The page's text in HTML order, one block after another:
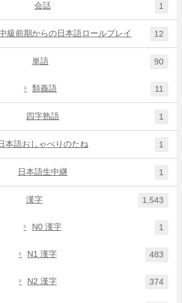
会話 1
級前期からの日本語ロールプレイ 12
単語 90
類義語 11
四字熟語 1
本語おしゃべりのたね 1
日本語生中継 1
漢字 1,543
N0 漢字 1
N1 漢字 483
N2 漢字 374